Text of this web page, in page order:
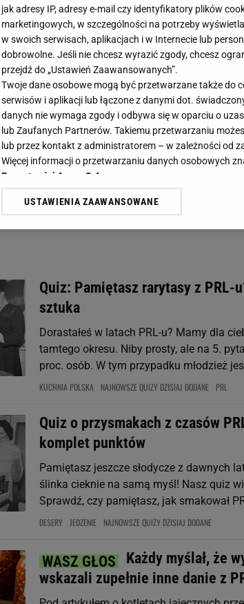
Quiz: Pamiętasz rarytasy z
sztuka
Dorastałeś w latach PRL-u? Mamy dla
tamtego okresu. Niby prosty, ale na 5.
proc. osób. W tym przypadku młodzież
KUCHNIA POLSKA NAJNOWSZE QUIZY DZISIAJ DODANE PRL
Quiz o przysmakach z czasów
komplet punktów
Pamiętasz jeszcze słodycze z dawnych
ślinka cieknie na samą myśl! Nasz quiz
Sprawdź, czy pamiętasz, jak smakował
DESERY JEDZENIE NAJNOWSZE QUIZY DZISIAJ DODANE
Każdy myślał, że
wskazali zupełnie inne danie z
jak adresy IP, adresy e-mail czy identyfikatory plików
marketingowych, w szczególności na potrzeby
w swoich serwisach, aplikacjach i w Internecie lub
dobrowolne. Jeśli nie chcesz wyrazić zgody, chcesz
przejdź do „Ustawień Zaawansowanych”.
Twoje dane osobowe mogą być przetwarzane także
serwisów i aplikacji lub łączone z danymi dot.
danych nie wymaga zgody i odbywa się w oparciu o
lub Zaufanych Partnerów. Takiemu przetwarzaniu
lub przez kontakt z administratorem – w zależności od
Więcej informacji o przetwarzaniu danych osobowych
Prywatności Agora S.A.
Klikając „Akceptuję” wyrażasz też zgodę na
dotyczące plików cookie, wywołując narzędzie do
odnośnik „Ustawienia prywatności ” w stopce serwisu
My, nasi Zaufani Partnerzy i Agora S.A. możemy
Użycie dokładnych danych geolokalizacyjnych.
Przechowywanie informacji na urządzeniu lub dostęp
badnie odbiorców i ulepszanie usług.
Lista Zaufanych
USTAWIENIA ZAAWANSOWANE